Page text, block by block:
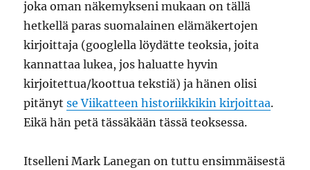
joka oman näkemykseni mukaan on tällä
hetkellä paras suomalainen elämäkertojen
kirjoittaja (googlella löydätte teoksia, joita
kannattaa lukea, jos haluatte hyvin
kirjoitettua/koottua tekstiä) ja hänen olisi
pitänytse Viikatteen historiikkikin kirjoittaa.
Eikä hän petä tässäkään tässä teoksessa.
Itselleni Mark Lanegan on tuttu ensimmäisestä